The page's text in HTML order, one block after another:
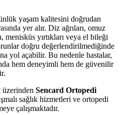
yaşam kalitesini doğrudan
yer alır. Diz ağrıları, omuz
menisküs yırtıkları veya el bileği
doğru değerlendirilmediğinde
yol açabilir. Bu nedenle hastalar,
hem deneyimli hem de güvenilir
Sencard Ortopedi
sağlık hizmetleri ve ortopedi
çalışmaktadır.